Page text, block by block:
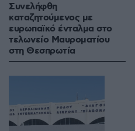
Συνελήφθη
καταζητούμενος με
ευρωπαϊκό ένταλμα στο
τελωνείο Μαυροματίου
στη Θεσπρωτία